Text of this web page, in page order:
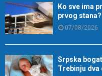
Ko sve ima
prvog stana?
07/08/2026
Srpska
Trebinju dva